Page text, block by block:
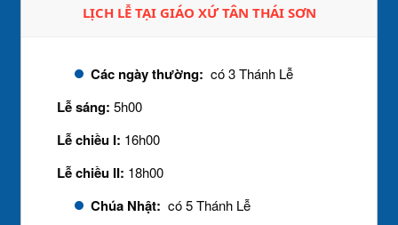
LỊCH LỄ TẠI GIÁO XỨ TÂN THÁI SƠN
Các ngày thường: có 3 Thánh Lễ
Lễ sáng: 5h00
Lễ chiều I: 16h00
Lễ chiều II: 18h00
Chúa Nhật: có 5 Thánh Lễ